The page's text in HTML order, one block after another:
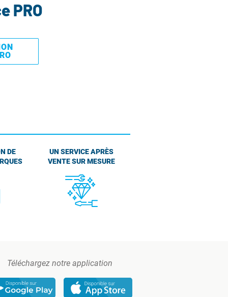
PRO
DE
UN SERVICE APRÈS
VENTE SUR MESURE
Téléchargez notre application